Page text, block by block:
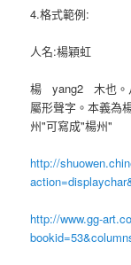
4.格式範例:
人名:楊穎虹
楊 yang2 木也。
屬形聲字。本義為
州"可寫成"楊州"
http://
http://www.gg-